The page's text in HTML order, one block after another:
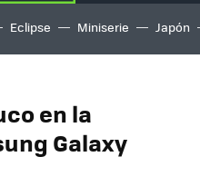
Eclipse Miniserie Japón
en la
Galaxy